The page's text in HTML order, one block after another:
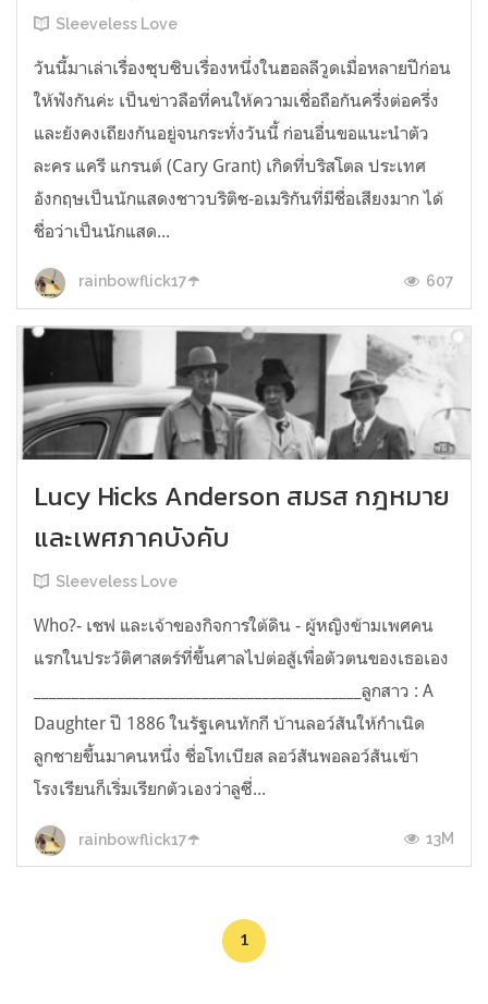
Sleeveless Love
วันนี้มาเล่าเรื่องซุบซิบเรื่องหนึ่งในฮอลลีวูดเมื่อหลายปีก่อน
ให้ฟังกันค่ะ เป็นข่าวลือที่คนให้ความเชื่อถือกันครึ่งต่อครึ่ง
และยังคงเถียงกันอยู่จนกระทั่งวันนี้ ก่อนอื่นขอแนะนำตัว
ละคร แครี แกรนต์ (Cary Grant) เกิดที่บริสโตล ประเทศ
อังกฤษเป็นนักแสดงชาวบริติช-อเมริกันที่มีชื่อเสียงมาก ได้
ชื่อว่าเป็นนักแสด...
rainbowflick17☂️ 607
Lucy Hicks Anderson สมรส กฎหมาย
และเพศภาคบังคับ
Sleeveless Love
Who?- เชฟ และเจ้าของกิจการใต้ดิน - ผู้หญิงข้ามเพศคน
แรกในประวัติศาสตร์ที่ขึ้นศาลไปต่อสู้เพื่อตัวตนของเธอเอง
___________________________________________ลูกสาว : A
Daughter ปี 1886 ในรัฐเคนทักกี บ้านลอว์สันให้กำเนิด
ลูกชายขึ้นมาคนหนึ่ง ชื่อโทเบียส ลอว์สันพอลอว์สันเข้า
โรงเรียนก็เริ่มเรียกตัวเองว่าลูซี่...
rainbowflick17☂️ 13M
1